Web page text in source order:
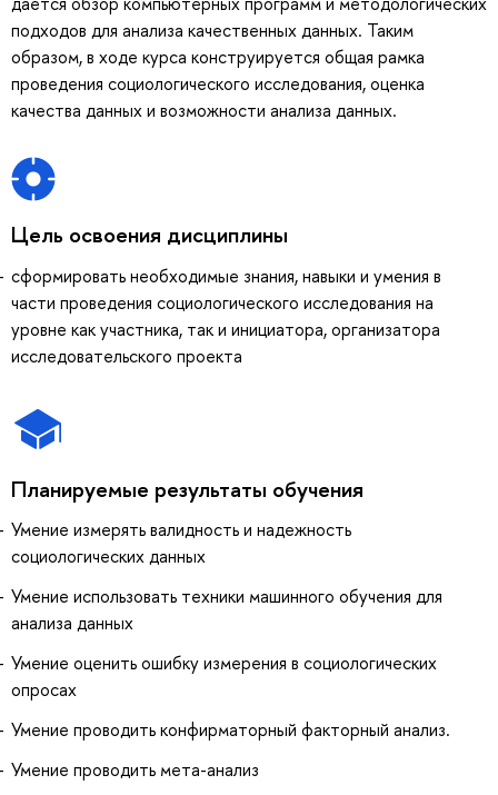
подходов для анализа качественных данных. Таким
образом, в ходе курса конструируется общая рамка
проведения социологического исследования, оценка
качества данных и возможности анализа данных.
Цель освоения дисциплины
сформировать необходимые знания, навыки и умения в
части проведения социологического исследования на
уровне как участника, так и инициатора, организатора
исследовательского проекта
Планируемые результаты обучения
Умение измерять валидность и надежность
социологических данных
Умение использовать техники машинного обучения для
анализа данных
Умение оценить ошибку измерения в социологических
опросах
Умение проводить конфирматорный факторный анализ.
Умение проводить мета-анализ